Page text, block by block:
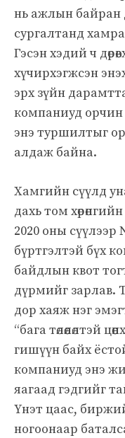
нь ажлын байран
сургалтанд
Гэсэн хэдий ч
хүчирхэгжсэн
эрх зүйн
компаниуд орчин
энэ туршилтыг
алдаж байна.
Хамгийн сүүлд
дахь том
2020 оны сүүлээр
бүртгэлтэй бүх
байдлын квот
дүрмийг зарлав.
дор хаяж нэг
“бага төлөөлөлтэй
гишүүн байх
компаниуд энэ
яагаад гэдгийг
Үнэт цаас,
ногоонаар